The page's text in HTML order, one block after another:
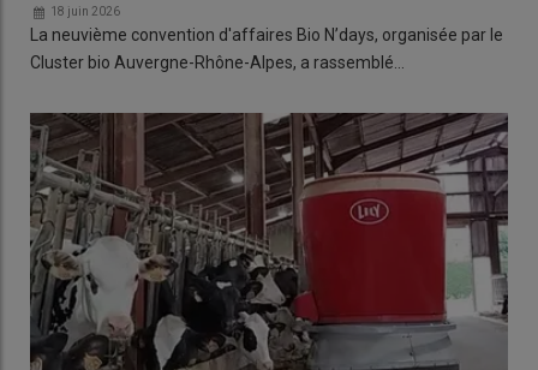
18 juin 2026
La neuvième convention d'affaires Bio N’days, organisée par le
Cluster bio Auvergne-Rhône-Alpes, a rassemblé…